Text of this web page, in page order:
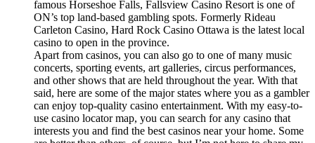
famous Horseshoe Falls, Fallsview Casino Resort is one of
ON’s top land-based gambling spots. Formerly Rideau
Carleton Casino, Hard Rock Casino Ottawa is the latest local
casino to open in the province.
Apart from casinos, you can also go to one of many music
concerts, sporting events, art galleries, circus performances,
and other shows that are held throughout the year. With that
said, here are some of the major states where you as a gambler
can enjoy top-quality casino entertainment. With my easy-to-
use casino locator map, you can search for any casino that
interests you and find the best casinos near your home. Some